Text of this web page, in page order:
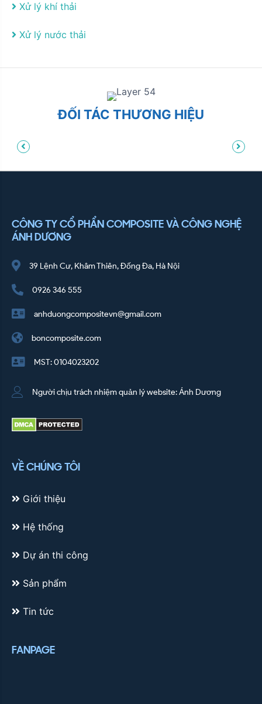
Xử lý khí thải
Xử lý nước thải
ĐỐI TÁC THƯƠNG HIỆU
CÔNG TY CỔ PHẨN COMPOSITE VÀ CÔNG NGHỆ
ÁNH DƯƠNG
39 Lệnh Cư, Khâm Thiên, Đống Đa, Hà Nội
0926 346 555
anhduongcompositevn@gmail.com
boncomposite.com
MST: 0104023202
Người chịu trách nhiệm quản lý website: Ánh Dương
VỀ CHÚNG TÔI
Giới thiệu
Hệ thống
Dự án thi công
Sản phẩm
Tin tức
FANPAGE